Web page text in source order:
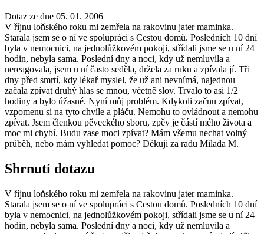
Dotaz ze dne 05. 01. 2006
V říjnu loňského roku mi zemřela na rakovinu jater maminka.
Starala jsem se o ní ve spolupráci s Cestou domů. Posledních 10 dní
byla v nemocnici, na jednolůžkovém pokoji, střídali jsme se u ní 24
hodin, nebyla sama. Poslední dny a noci, kdy už nemluvila a
nereagovala, jsem u ní často seděla, držela za ruku a zpívala jí. Tři
dny před smrtí, kdy lékař myslel, že už ani nevnímá, najednou
začala zpívat druhý hlas se mnou, včetně slov. Trvalo to asi 1/2
hodiny a bylo úžasné. Nyní můj problém. Kdykoli začnu zpívat,
vzpomenu si na tyto chvíle a pláču. Nemohu to ovládnout a nemohu
zpívat. Jsem členkou pěveckého sboru, zpěv je částí mého života a
moc mi chybí. Budu zase moci zpívat? Mám všemu nechat volný
průběh, nebo mám vyhledat pomoc? Děkuji za radu Milada M.
Shrnutí dotazu
V říjnu loňského roku mi zemřela na rakovinu jater maminka.
Starala jsem se o ní ve spolupráci s Cestou domů. Posledních 10 dní
byla v nemocnici, na jednolůžkovém pokoji, střídali jsme se u ní 24
hodin, nebyla sama. Poslední dny a noci, kdy už nemluvila a